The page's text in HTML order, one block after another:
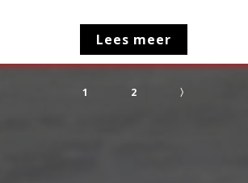
Lees meer
1 2 〉